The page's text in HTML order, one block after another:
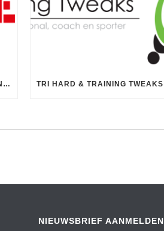
TRI HARD: ALLE EVENEMENTEN TOT 1 AUGUSTUS GEANNULEERD
NIEUWSBRIEF AANMELDEN